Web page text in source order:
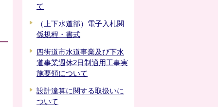
て
（上下水道部）電子入札関
係規程・書式
四街道市水道事業及び下水
道事業週休2日制適用工事実
施要領について
設計違算に関する取扱いに
ついて